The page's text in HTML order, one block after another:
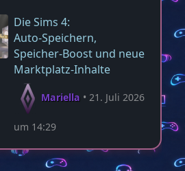
Die Sims 4:
Auto‑Speichern,
Speicher‑Boost und neue
Marktplatz‑Inhalte
Mariella 21. Juli 2026
um 14:29